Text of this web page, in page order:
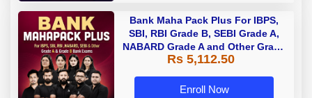
Bank Maha Pack Plus For IBPS,
SBI, RBI Grade B, SEBI Grade A,
NABARD Grade A and Other Grade
A & Grade B Bank Exams
Rs 5,112.50
Enroll Now